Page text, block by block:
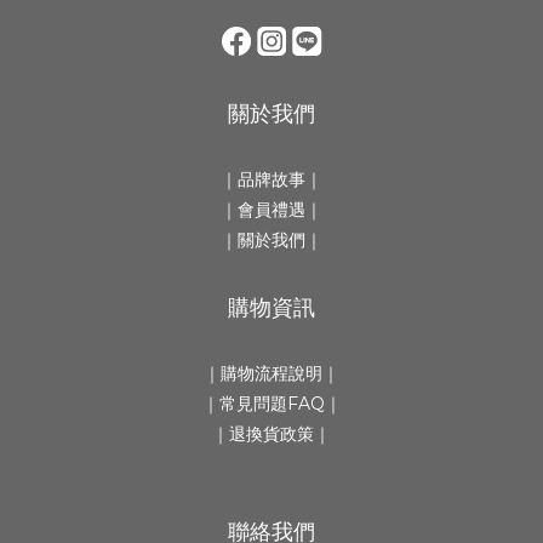
關於我們
｜ 品牌故事 ｜
｜會員禮遇｜
｜ 關於我們 ｜
購物資訊
｜ 購物流程說明 ｜
｜ 常見問題FAQ ｜
｜ 退換貨政策 ｜
聯絡我們